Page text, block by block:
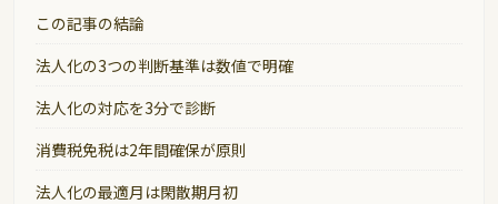
この記事の結論
法人化の3つの判断基準は数値で明確
法人化の対応を3分で診断
消費税免税は2年間確保が原則
法人化の最適月は閑散期月初